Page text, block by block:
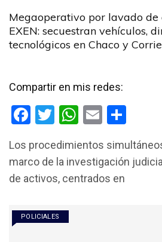
Megaoperativo por lavado de
EXEN: secuestran vehículos,
tecnológicos en Chaco y
Compartir en mis redes:
F
ce
b
o
k
T
tt
er
W
at
s
E
ail m
p
Los procedimientos
marco de la investigación
de activos, centrados en
POLICIALES